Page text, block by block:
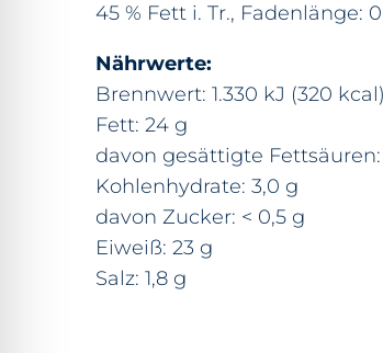
45 % Fett i. Tr., Fadenlänge:
Nährwerte:
Brennwert: 1.330 kJ (320 kcal)
Fett: 24 g
davon gesättigte Fettsäuren:
Kohlenhydrate: 3,0 g
davon Zucker: < 0,5 g
Eiweiß: 23 g
Salz: 1,8 g